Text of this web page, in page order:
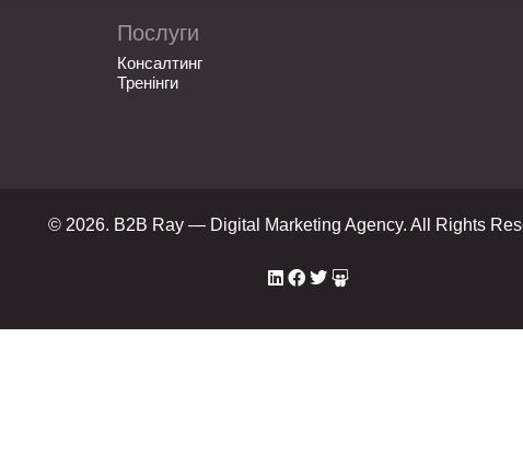
Послуги
Консалтинг
Тренінги
© 2026. B2B Ray — Digital Marketing Agency. All Rights